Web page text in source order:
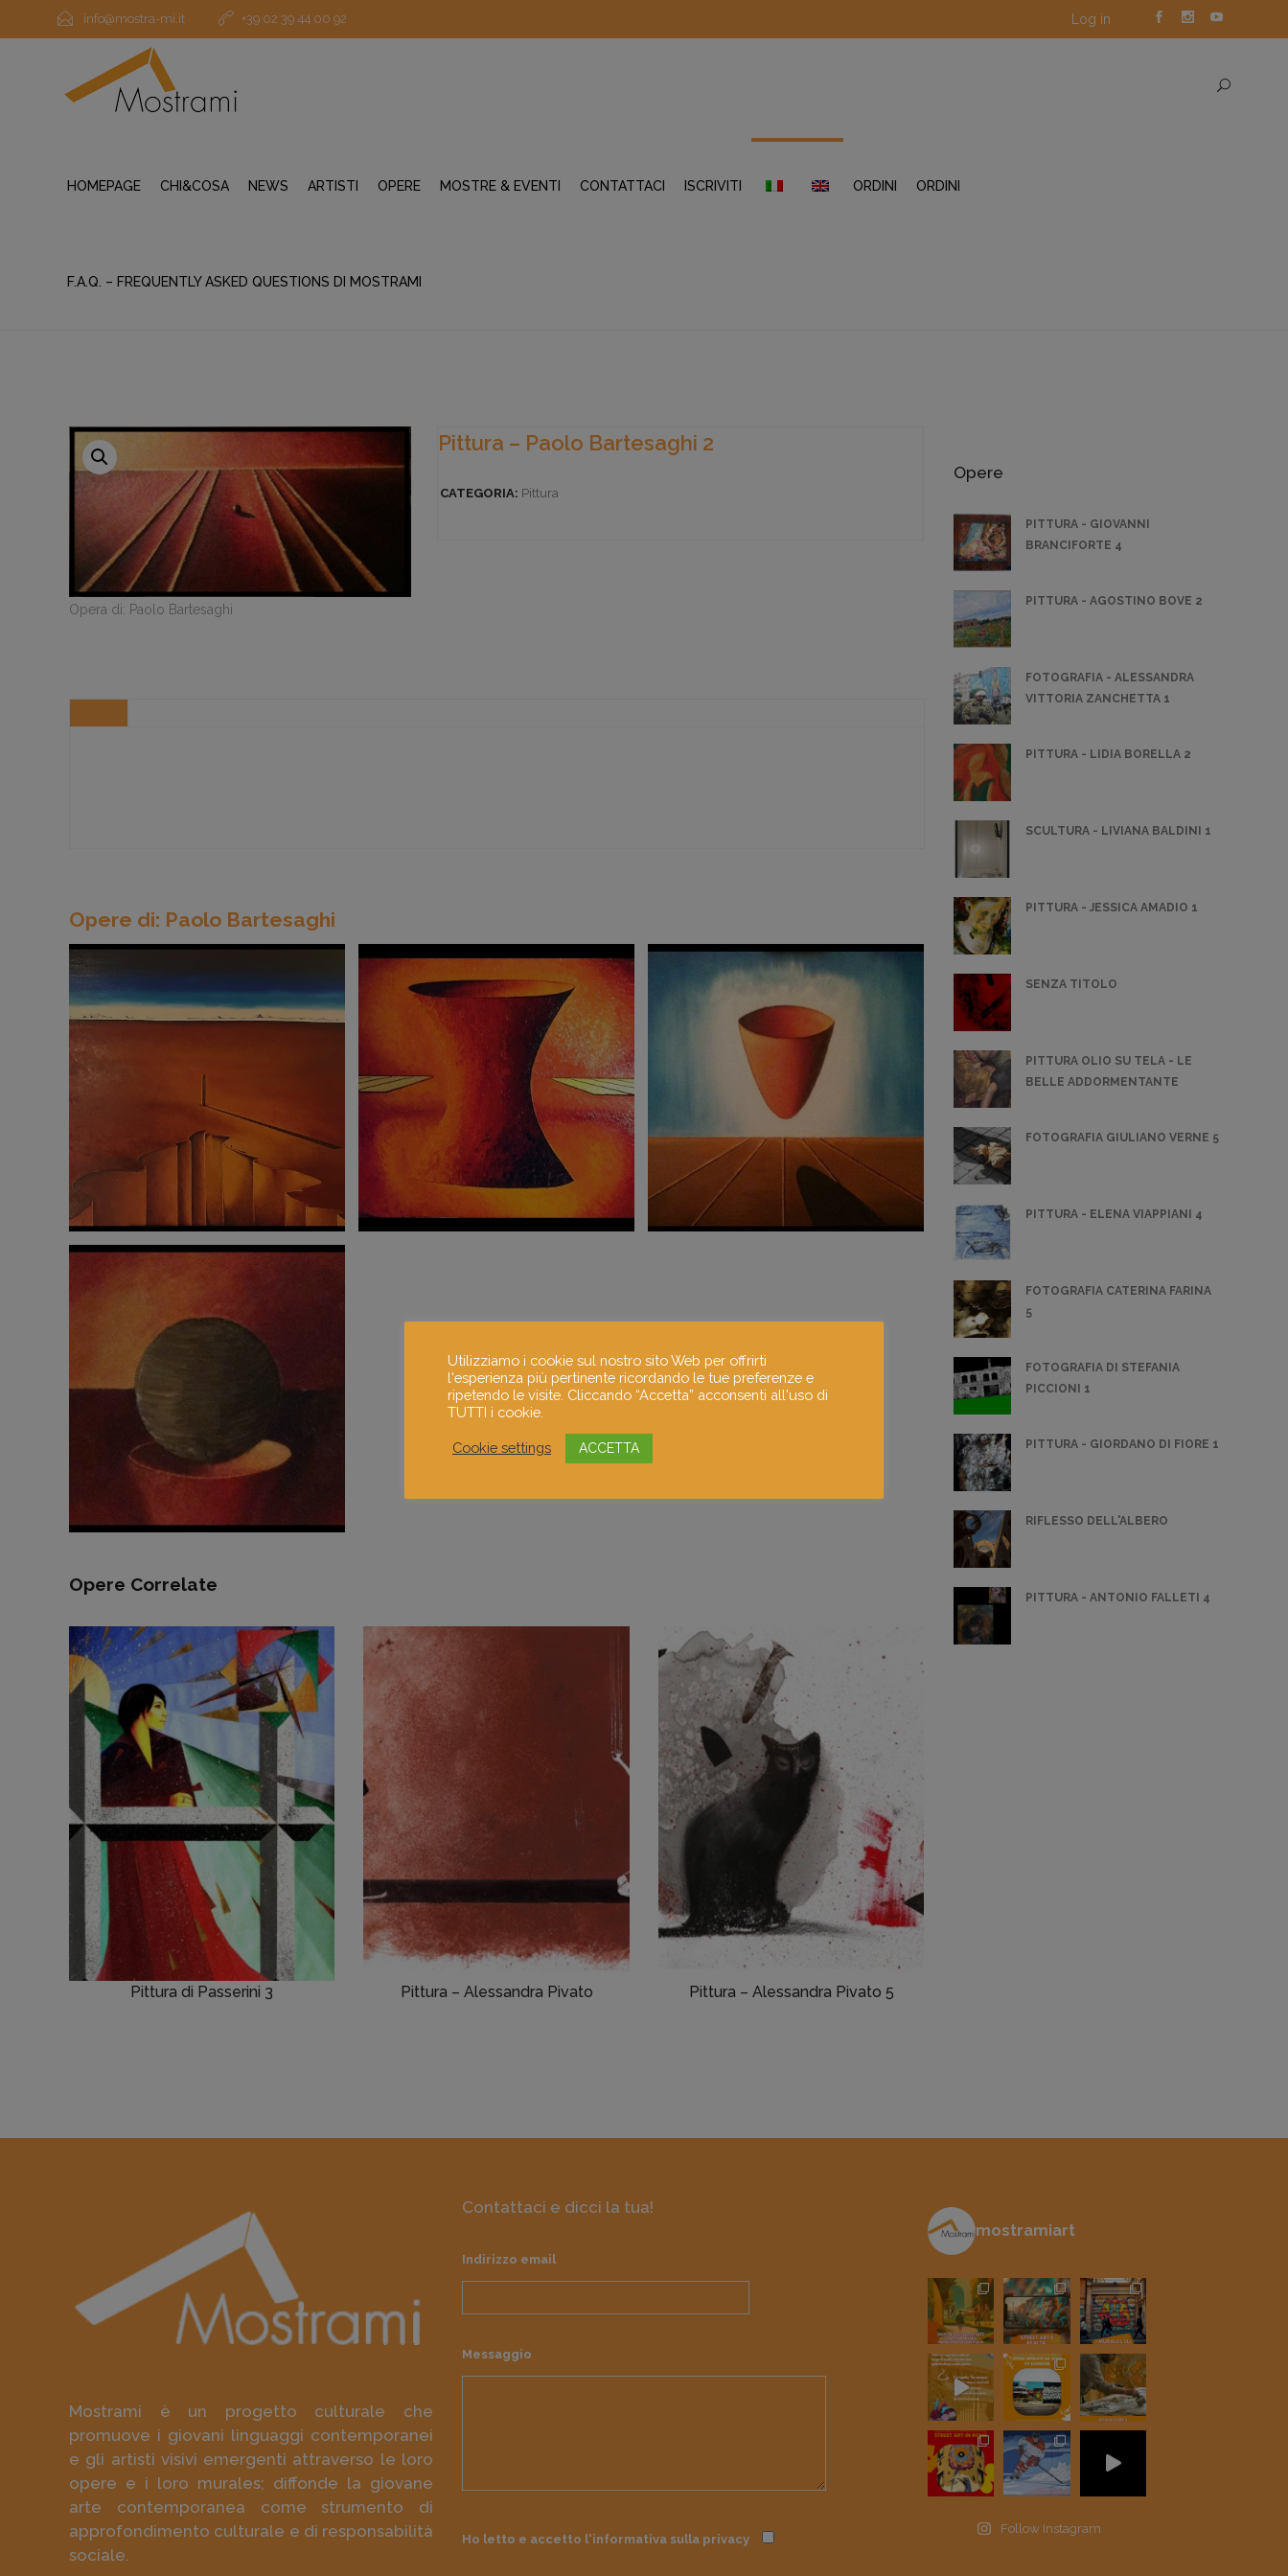
info@mostra-mi.it +39 02 39 44 00 92 Log in
HOMEPAGE CHI&COSA NEWS ARTISTI OPERE MOSTRE & EVENTI CONTATTACI ISCRIVITI ORDINI ORDINI
F.A.Q. – FREQUENTLY ASKED QUESTIONS DI MOSTRAMI
Opera di: Paolo Bartesaghi
Pittura – Paolo Bartesaghi 2
CATEGORIA: Pittura
Opere di: Paolo Bartesaghi
Opere Correlate
Pittura di Passerini 3 Pittura – Alessandra Pivato Pittura – Alessandra Pivato 5
Opere
PITTURA - GIOVANNI
BRANCIFORTE 4
PITTURA - AGOSTINO BOVE 2
FOTOGRAFIA - ALESSANDRA
VITTORIA ZANCHETTA 1
PITTURA - LIDIA BORELLA 2
SCULTURA - LIVIANA BALDINI 1
PITTURA - JESSICA AMADIO 1
SENZA TITOLO
PITTURA OLIO SU TELA - LE
BELLE ADDORMENTANTE
FOTOGRAFIA GIULIANO VERNE 5
PITTURA - ELENA VIAPPIANI 4
FOTOGRAFIA CATERINA FARINA
5
FOTOGRAFIA DI STEFANIA
PICCIONI 1
PITTURA - GIORDANO DI FIORE 1
RIFLESSO DELL'ALBERO
PITTURA - ANTONIO FALLETI 4
Mostrami è un progetto culturale che
promuove i giovani linguaggi contemporanei
e gli artisti visivi emergenti attraverso le loro
opere e i loro murales; diffonde la giovane
arte contemporanea come strumento di
approfondimento culturale e di responsabilità
sociale.
Contattaci e dicci la tua!
Indirizzo email
Messaggio
Ho letto e accetto l'informativa sulla privacy
mostramiart
Follow Instagram
Utilizziamo i cookie sul nostro sito Web per offrirti
l'esperienza più pertinente ricordando le tue preferenze e
ripetendo le visite. Cliccando “Accetta” acconsenti all'uso di
TUTTI i cookie.
Cookie settings ACCETTA